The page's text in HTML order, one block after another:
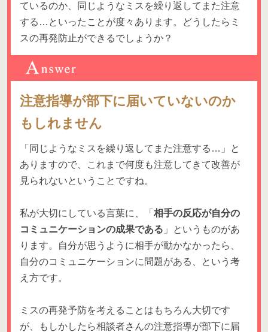
ているのか、同じようなミスを繰り返してまた注意
する…といったことが度々あります。どうしたらミ
スの再発防止ができるでしょうか？
注意指導が部下に届いていないのか
もしれません
「同じようなミスを繰り返してまた注意する…」と
ありますので、これまで何度も注意してきて改善が
見られないということですね。
私が大切にしている言葉に、「 相手の反応が自分の
コミュニケーションの成果である 」というものがあ
ります。自分が思うように相手が動かなかったら、
自分のコミュニケーションに問題がある、という考
え方です。
ミスの再発予防を考えることはもちろん大切です
が、もしかしたら相談者さんの注意指導が部下に届